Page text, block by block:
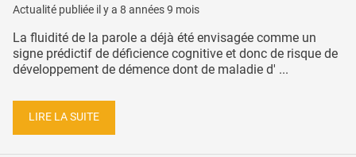
Actualité publiée il y a 8 années 9 mois
La fluidité de la parole a déjà été envisagée comme un
signe prédictif de déficience cognitive et donc de risque de
développement de démence dont de maladie d' ...
LIRE LA SUITE